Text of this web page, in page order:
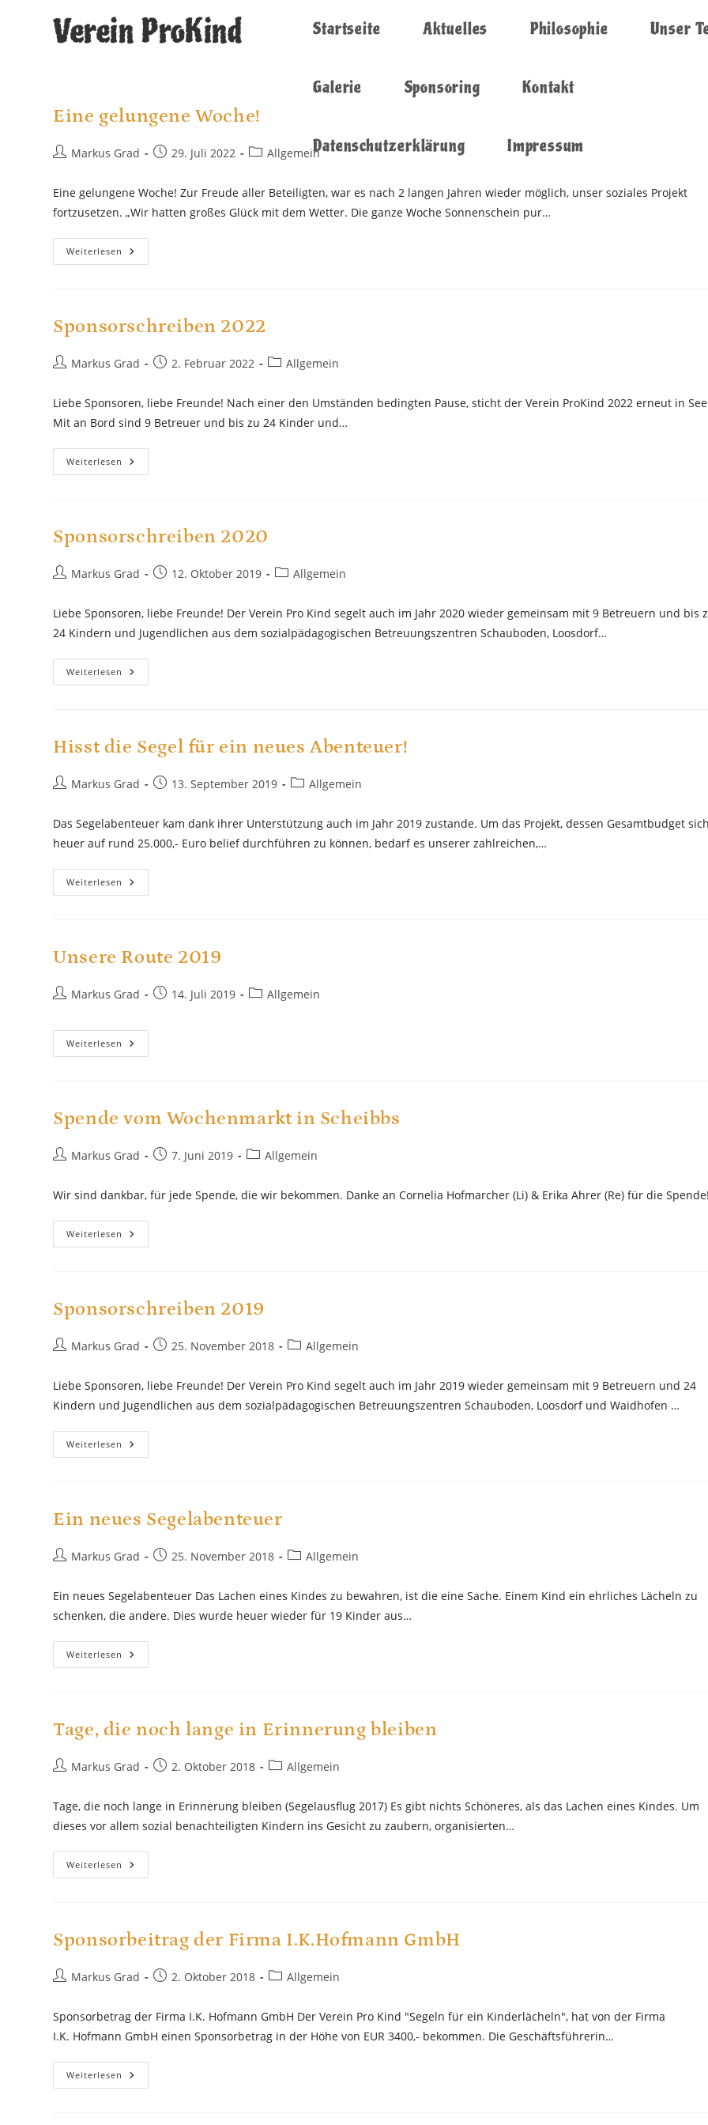
Verein ProKind Startseite Aktuelles Philosophie Unser
Galerie Sponsoring Kontakt
Datenschutzerklärung Impressum
Eine gelungene Woche!
Beitrags-
Markus Grad
Beitrag29. Juli 2022
Beitrags-
Allgemein
Eine gelungene Woche! Zur Freude aller Beteiligten, war es nach 2 langen Jahren wieder möglich, unser soziales Projekt
fortzusetzen. „Wir hatten großes Glück mit dem Wetter. Die ganze Woche Sonnenschein pur…
Weiterlesen Eine
Gelungene
Sponsorschreiben 2022
Beitrags-
Markus Grad
Beitrag2. Februar 2022
Beitrags-
Allgemein
Liebe Sponsoren, liebe Freunde! Nach einer den Umständen bedingten Pause, sticht der Verein ProKind 2022 erneut in
Mit an Bord sind 9 Betreuer und bis zu 24 Kinder und…
Weiterlesen Sponsorschreiben
2022
Sponsorschreiben 2020
Beitrags-
Markus Grad
Beitrag12. Oktober 2019
Beitrags-
Allgemein
Liebe Sponsoren, liebe Freunde! Der Verein Pro Kind segelt auch im Jahr 2020 wieder gemeinsam mit 9 Betreuern und bis
24 Kindern und Jugendlichen aus dem sozialpädagogischen Betreuungszentren Schauboden, Loosdorf…
Weiterlesen Sponsorschreiben
2020
Hisst die Segel für ein neues Abenteuer!
Beitrags-
Markus Grad
Beitrag13. September 2019
Beitrags-
Allgemein
Das Segelabenteuer kam dank ihrer Unterstützung auch im Jahr 2019 zustande. Um das Projekt, dessen Gesamtbudget
heuer auf rund 25.000,- Euro belief durchführen zu können, bedarf es unserer zahlreichen,…
Weiterlesen Hisst
Die
Abenteuer!
Unsere Route 2019
Beitrags-
Markus Grad
Beitrag14. Juli 2019
Beitrags-
Allgemein
Weiterlesen Unsere
Route
Spende vom Wochenmarkt in Scheibbs
Beitrags-
Markus Grad
Beitrag7. Juni 2019
Beitrags-
Allgemein
Wir sind dankbar, für jede Spende, die wir bekommen. Danke an Cornelia Hofmarcher (Li) & Erika Ahrer (Re) für die
Weiterlesen Spende
Vom
Sponsorschreiben 2019
Beitrags-
Markus Grad
Beitrag25. November 2018
Beitrags-
Allgemein
Liebe Sponsoren, liebe Freunde! Der Verein Pro Kind segelt auch im Jahr 2019 wieder gemeinsam mit 9 Betreuern und 24
Kindern und Jugendlichen aus dem sozialpädagogischen Betreuungszentren Schauboden, Loosdorf und Waidhofen …
Weiterlesen Sponsorschreiben
2019
Ein neues Segelabenteuer
Beitrags-
Markus Grad
Beitrag25. November 2018
Beitrags-
Allgemein
Ein neues Segelabenteuer Das Lachen eines Kindes zu bewahren, ist die eine Sache. Einem Kind ein ehrliches Lächeln zu
schenken, die andere. Dies wurde heuer wieder für 19 Kinder aus…
Weiterlesen Ein
Neues
Tage, die noch lange in Erinnerung bleiben
Beitrags-
Markus Grad
Beitrag2. Oktober 2018
Beitrags-
Allgemein
Tage, die noch lange in Erinnerung bleiben (Segelausflug 2017) Es gibt nichts Schöneres, als das Lachen eines Kindes. Um
dieses vor allem sozial benachteiligten Kindern ins Gesicht zu zaubern, organisierten…
Weiterlesen Tage,
Die
Bleiben
Sponsorbeitrag der Firma I.K.Hofmann GmbH
Beitrags-
Markus Grad
Beitrag2. Oktober 2018
Beitrags-
Allgemein
Sponsorbetrag der Firma I.K. Hofmann GmbH Der Verein Pro Kind "Segeln für ein Kinderlächeln", hat von der Firma
I.K. Hofmann GmbH einen Sponsorbetrag in der Höhe von EUR 3400,- bekommen. Die Geschäftsführerin…
Weiterlesen Sponsorbeitrag
Der